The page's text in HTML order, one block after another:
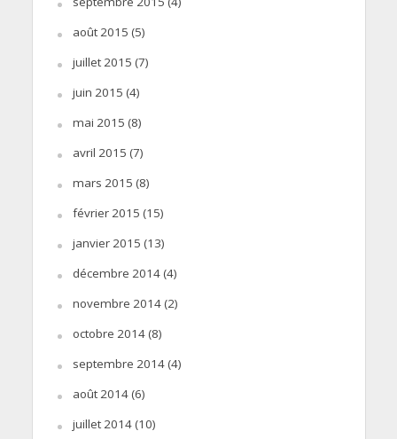
août 2015 (5)
juillet 2015 (7)
juin 2015 (4)
mai 2015 (8)
avril 2015 (7)
mars 2015 (8)
février 2015 (15)
janvier 2015 (13)
décembre 2014(4)
novembre 2014(2)
octobre 2014(8)
septembre 2014(4)
août 2014(6)
juillet 2014(10)